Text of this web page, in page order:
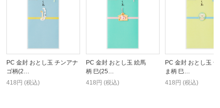
PC 金封 おとし玉 チンアナ
ゴ柄(2…
418円 (税込)
PC 金封 おとし玉 絵馬
柄 巳(25…
418円 (税込)
PC 金封 おとし玉
ま柄 巳…
418円 (税込)